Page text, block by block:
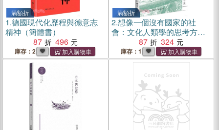
滿額折
1.德國現代化歷程與德意志
精神（簡體書）
87
496
庫存：2
滿額折
2.想像一個沒有國家的社
會：文化人類學的思考方法
（簡體書）
87 324
庫存：1